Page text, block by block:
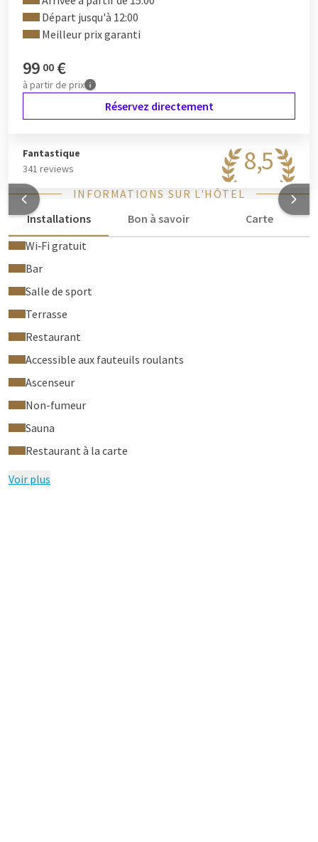
internationaux.
Départ jusqu'à 12:00
Meilleur prix garanti
99 00 €
à partir de prix
Réservez directement
8,5
Fantastique
341 reviews
INFORMATIONS SUR L'HÔTEL
Installations
Bon à savoir
Carte
Wi‑Fi gratuit
Bar
Salle de sport
Terrasse
Restaurant
Accessible aux fauteuils roulants
Ascenseur
Non-fumeur
Sauna
Restaurant à la carte
Voir plus